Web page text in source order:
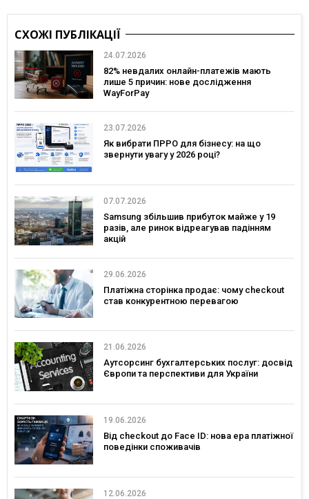
СХОЖІ ПУБЛІКАЦІЇ
24.07.2026
82% невдалих онлайн-платежів мають
лише 5 причин: нове дослідження
WayForPay
23.07.2026
Як вибрати ПРРО для бізнесу: на що
звернути увагу у 2026 році?
07.07.2026
Samsung збільшив прибуток майже у 19
разів, але ринок відреагував падінням
акцій
29.06.2026
Платіжна сторінка продає: чому checkout
став конкурентною перевагою
21.06.2026
Аутсорсинг бухгалтерських послуг: досвід
Європи та перспективи для України
19.06.2026
Від checkout до Face ID: нова ера платіжної
поведінки споживачів
12.06.2026